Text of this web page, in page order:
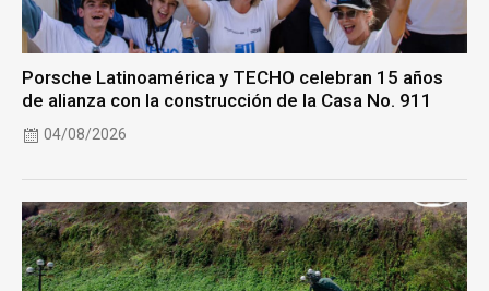
Porsche Latinoamérica y TECHO celebran 15 años
de alianza con la construcción de la Casa No. 911
04/08/2026